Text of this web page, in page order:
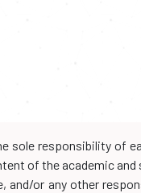
sole responsibility of
of the academic
or any other